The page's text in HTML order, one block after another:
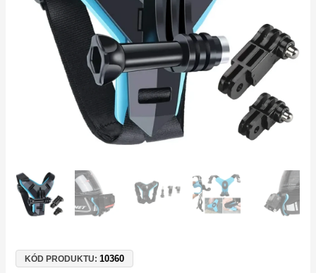
KÓD PRODUKTU:10360
stabilní
uchycení,
nastavitelný
množství